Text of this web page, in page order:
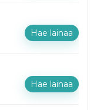
Hae lainaa
Hae lainaa